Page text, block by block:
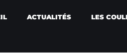
ACTUALITÉS LES